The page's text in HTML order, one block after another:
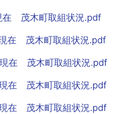
在 茂木町取組状況.pdf
在 茂木町取組状況.pdf
在 茂木町取組状況.pdf
在 茂木町取組状況.pdf
在 茂木町取組状況.pdf